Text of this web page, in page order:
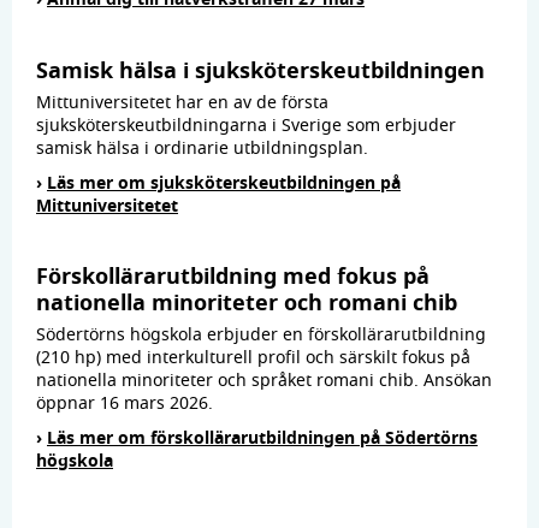
Samisk hälsa i sjuksköterskeutbildningen
Mittuniversitetet har en av de första
sjuksköterskeutbildningarna i Sverige som erbjuder
samisk hälsa i ordinarie utbildningsplan.
› Läs mer om sjuksköterskeutbildningen på
Mittuniversitetet
Förskollärarutbildning med fokus på
nationella minoriteter och romani chib
Södertörns högskola erbjuder en förskollärarutbildning
(210 hp) med interkulturell profil och särskilt fokus på
nationella minoriteter och språket romani chib. Ansökan
öppnar 16 mars 2026.
› Läs mer om förskollärarutbildningen på Södertörns
högskola